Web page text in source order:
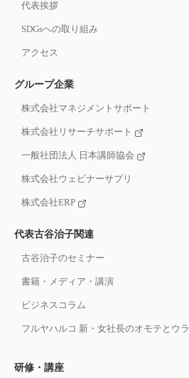
代表挨拶
SDGsへの取り組み
アクセス
グループ企業
株式会社マネジメントサポート
株式会社リサーチサポート
一般社団法人 日本講師協会
株式会社ウェビナーサプリ
株式会社ERP
代表古谷治子関連
古谷治子のセミナー
書籍・メディア・講演
ビジネスコラム
フルヤハルコ 新・女社長のオモテとウラ
研修・講座